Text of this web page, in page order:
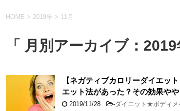
HOME > 2019年 > 11月
「 月別アーカイブ：
【ネガティブカロリーダイエッ
エット法があった？その効果やや
2019/11/28 -ダイエット★ボディメ